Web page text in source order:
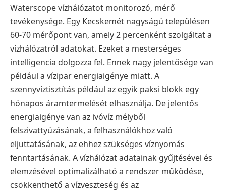
Waterscope vízhálózatot monitorozó, mérő
tevékenysége. Egy Kecskemét nagyságú településen
60-70 mérőpont van, amely 2 percenként szolgáltat a
vízhálózatról adatokat. Ezeket a mesterséges
intelligencia dolgozza fel. Ennek nagy jelentősége van
például a vízipar energiaigénye miatt. A
szennyvíztisztítás például az egyik paksi blokk egy
hónapos áramtermelését elhasználja. De jelentős
energiaigénye van az ivóvíz mélyből
felszivattyúzásának, a felhasználókhoz való
eljuttatásának, az ehhez szükséges víznyomás
fenntartásának. A vízhálózat adatainak gyűjtésével és
elemzésével optimalizálható a rendszer működése,
csökkenthető a vízveszteség és az